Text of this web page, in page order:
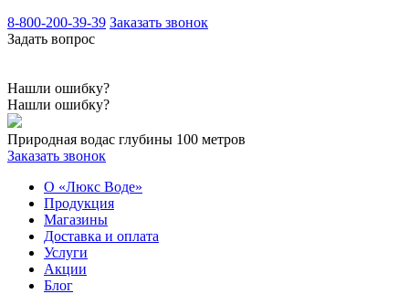
8-800-200-39-39 Заказать звонок
Задать вопрос
Нашли ошибку?
Нашли ошибку?
Природная водас глубины 100 метров
Заказать звонок
О «Люкс Воде»
Продукция
Магазины
Доставка и оплата
Услуги
Акции
Блог